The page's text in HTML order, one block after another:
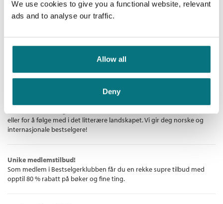
We use cookies to give you a functional website, relevant
ads and to analyse our traffic.
Allow all
Deny
Antall sider: 208Medlem 70,–
Ikke medlem
Kjøp
Bestselgerklubben - De beste boknyhetene
eller for å følge med i det litterære landskapet. Vi gir deg norske og
internasjonale bestselgere!
Unike medlemstilbud!
Som medlem i Bestselgerklubben får du en rekke supre tilbud med
opptil 80 % rabatt på bøker og fine ting.